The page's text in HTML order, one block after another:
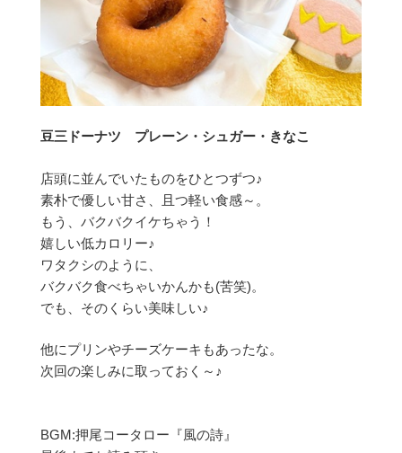
豆三ドーナツ プレーン・シュガー・きなこ
店頭に並んでいたものをひとつずつ♪
素朴で優しい甘さ、且つ軽い食感～。
もう、バクバクイケちゃう！
嬉しい低カロリー♪
ワタクシのように、
バクバク食べちゃいかんかも(苦笑)。
でも、そのくらい美味しい♪
他にプリンやチーズケーキもあったな。
次回の楽しみに取っておく～♪
BGM:押尾コータロー『風の詩』